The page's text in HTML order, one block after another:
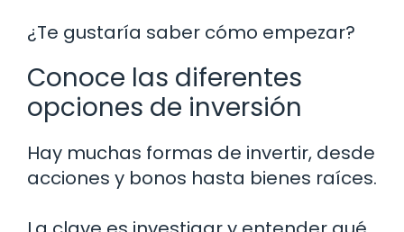
¿Te gustaría saber cómo empezar?
Conoce las diferentes
opciones de inversión
Hay muchas formas de invertir, desde
acciones y bonos hasta bienes raíces.